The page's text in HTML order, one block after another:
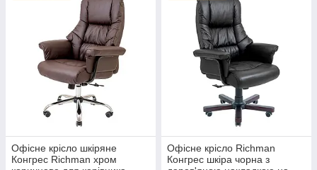
Офісне крісло шкіряне
Конгрес Richman хром
Офісне крісло Richman
Конгрес шкіра чорна з